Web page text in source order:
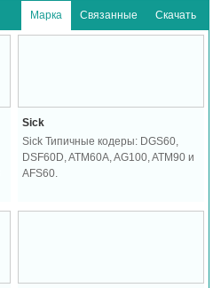
Марка Связанные Скачать
Sick
Sick Типичные кодеры: DGS60,
DSF60D, ATM60A, AG100, ATM90 и
AFS60.